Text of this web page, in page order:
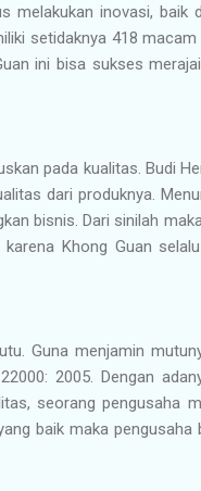
melakukan inovasi, baik
setidaknya 418
ini bisa sukses
pada kualitas. Budi
dari produknya.
bisnis. Dari sinilah
Khong Guan
Guna menjamin
2005. Dengan
seorang pengusaha
baik maka pengusaha